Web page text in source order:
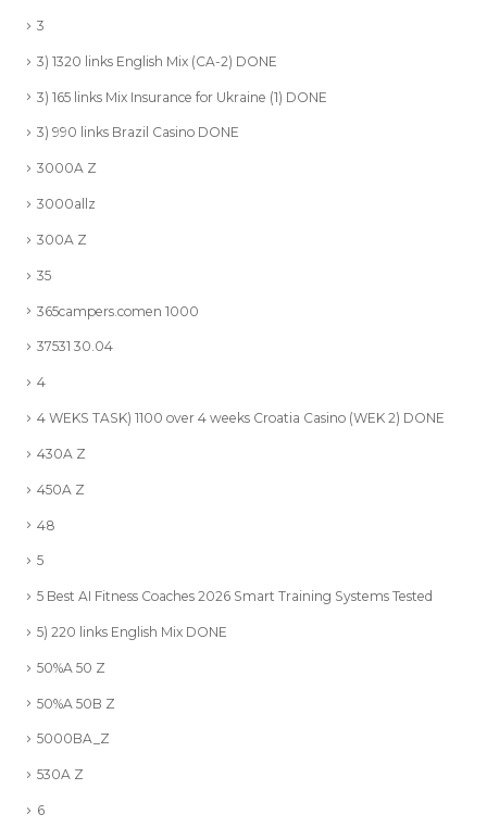
3
3) 1320 links English Mix (CA-2) DONE
3) 165 links Mix Insurance for Ukraine (1) DONE
3) 990 links Brazil Casino DONE
3000A Z
3000allz
300A Z
35
365campers.comen 1000
37531 30.04
4
4 WEKS TASK) 1100 over 4 weeks Croatia Casino (WEK 2) DONE
430A Z
450A Z
48
5
5 Best AI Fitness Coaches 2026 Smart Training Systems Tested
5) 220 links English Mix DONE
50%A 50 Z
50%A 50B Z
5000BA_Z
530A Z
6